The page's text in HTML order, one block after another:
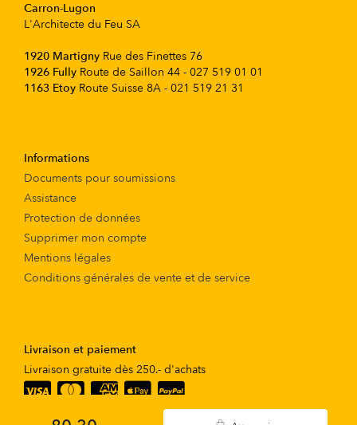
Carron-Lugon
L'Architecte du Feu SA
1920 Martigny Rue des Finettes 76
1926 Fully Route de Saillon 44 - 027 519 01 01
1163 Etoy Route Suisse 8A - 021 519 21 31
Informations
Documents pour soumissions
Assistance
Protection de données
Supprimer mon compte
Mentions légales
Conditions générales de vente et de service
Livraison et paiement
Livraison gratuite dès 250.- d'achats